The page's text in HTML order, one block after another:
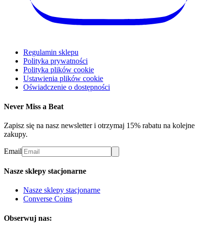
Regulamin sklepu
Polityka prywatności
Polityka plików cookie
Ustawienia plików cookie
Oświadczenie o dostępności
Never Miss a Beat
Zapisz się na nasz newsletter i otrzymaj 15% rabatu na kolejne
zakupy.
Email
Nasze sklepy stacjonarne
Nasze sklepy stacjonarne
Converse Coins
Obserwuj nas: